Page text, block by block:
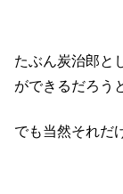
たぶん炭治郎と
ができるだろう
でも当然それだ